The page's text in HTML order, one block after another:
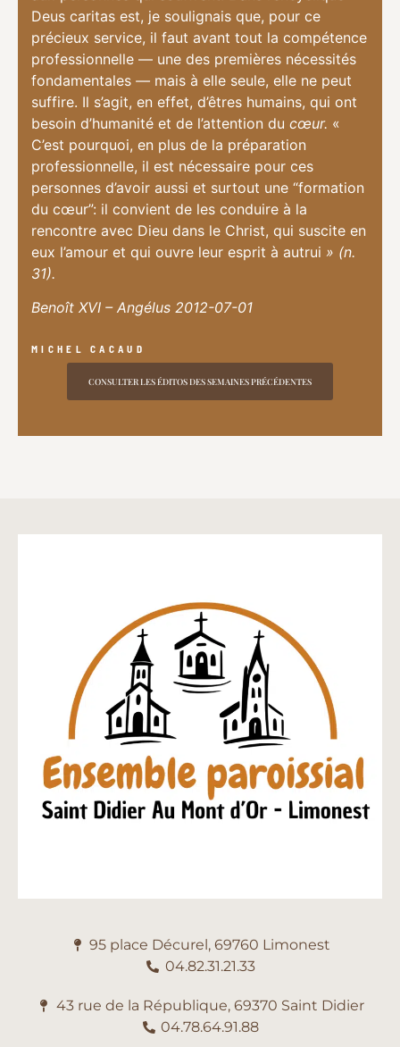
Deus caritas est, je soulignais que, pour ce
précieux service, il faut avant tout la compétence
professionnelle — une des premières nécessités
fondamentales — mais à elle seule, elle ne peut
suffire. Il s’agit, en effet, d’êtres humains, qui ont
besoin d’humanité et de l’attention du cœur. «
C’est pourquoi, en plus de la préparation
professionnelle, il est nécessaire pour ces
personnes d’avoir aussi et surtout une “formation
du cœur”: il convient de les conduire à la
rencontre avec Dieu dans le Christ, qui suscite en
eux l’amour et qui ouvre leur esprit à autrui » (n.
31).
Benoît XVI – Angélus 2012-07-01
MICHEL CACAUD
CONSULTER LES ÉDITOS DES SEMAINES PRÉCÉDENTES
95 place Décurel, 69760 Limonest
04.82.31.21.33
43 rue de la République, 69370 Saint Didier
04.78.64.91.88